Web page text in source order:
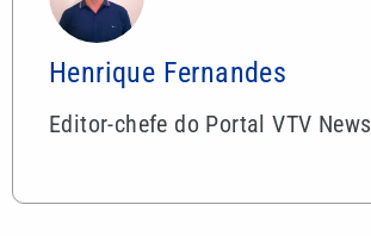
Henrique Fernandes
Editor-chefe do Portal VTV News